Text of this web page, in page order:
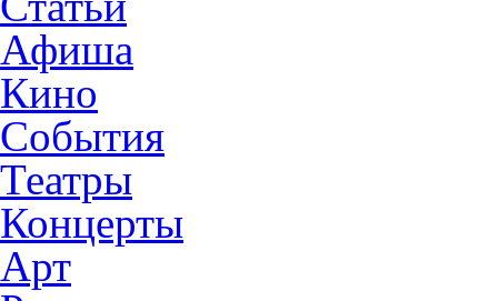
Афиша
Кино
События
Театры
Концерты
Арт